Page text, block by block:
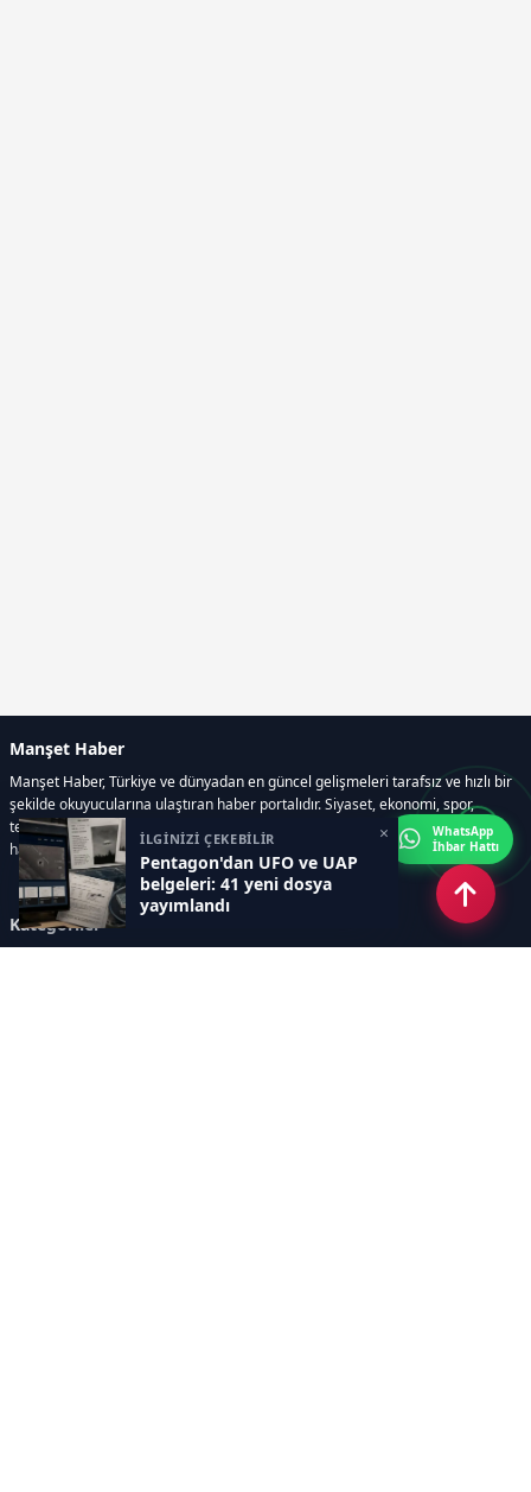
İLGİNİZİ ÇEKEBİLİR
Pentagon'dan UFO ve UAP
belgeleri: 41 yeni dosya
yayımlandı
×
Manşet Haber
Manşet Haber, Türkiye ve dünyadan en güncel gelişmeleri tarafsız ve hızlı bir
şekilde okuyucularına ulaştıran haber portalıdır. Siyaset, ekonomi, spor,
teknoloji, kültür-sanat ve yaşam kategorilerinde doğru, güvenilir ve anlık
haberler sunar.
Kategoriler
WhatsApp
İhbar Hattı